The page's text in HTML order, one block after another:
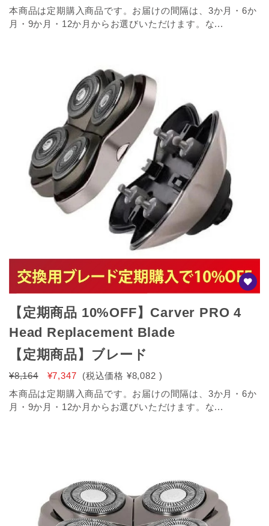
本商品は定期購入商品です。お届けの間隔は、3か月・6か
月・9か月・12か月からお選びいただけます。な...
【定期商品 10%OFF】Carver PRO 4
Head Replacement Blade
【定期商品】ブレード
¥8,164 ¥7,347 (税込価格 ¥8,082 )
本商品は定期購入商品です。お届けの間隔は、3か月・6か
月・9か月・12か月からお選びいただけます。な...